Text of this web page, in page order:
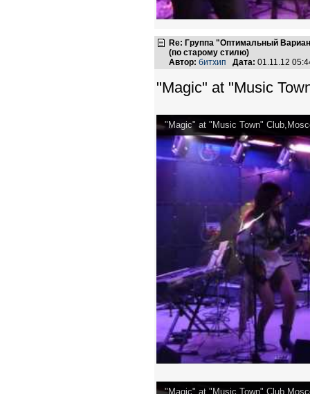
Re: Группа "Оптимальный
(по старому стилю)
Автор: битхип Дата: 01.11.12
"Magic" at "Music
"Magic" at "Music Town"
"Magic" at "Music Town"